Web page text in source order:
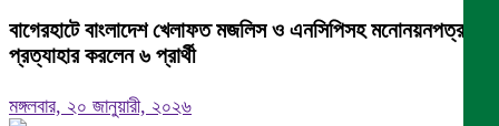
বাগেরহাটে বাংলাদেশ খেলাফত মজলিস ও এনসিপিসহ মনোনয়নপত্র
প্রত্যাহার করলেন ৬ প্রার্থী
মঙ্গলবার, ২০ জানুয়ারী, ২০২৬